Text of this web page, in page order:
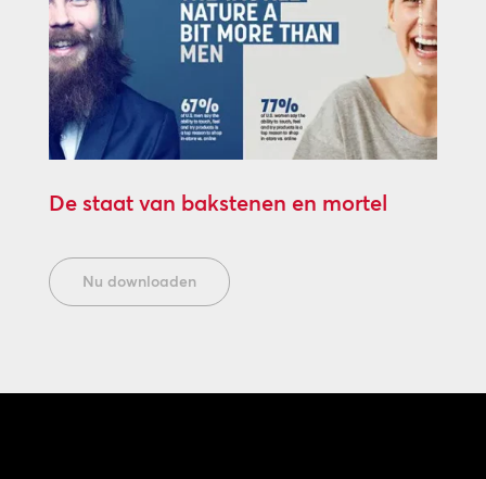
De staat van bakstenen en mortel
Nu downloaden